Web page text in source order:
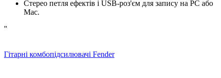
Стерео петля ефектів і USB-роз'єм для запису на PC або
Mac.
"
Гітарні комбопідсилювачі Fender